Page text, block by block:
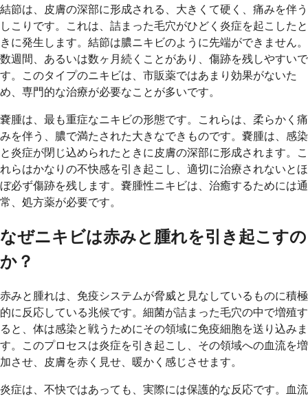
結節は、皮膚の深部に形成される、大きくて硬く、痛みを伴う
しこりです。これは、詰まった毛穴がひどく炎症を起こしたと
きに発生します。結節は膿ニキビのように先端ができません。
数週間、あるいは数ヶ月続くことがあり、傷跡を残しやすいで
す。このタイプのニキビは、市販薬ではあまり効果がないた
め、専門的な治療が必要なことが多いです。
嚢腫は、最も重症なニキビの形態です。これらは、柔らかく痛
みを伴う、膿で満たされた大きなできものです。嚢腫は、感染
と炎症が閉じ込められたときに皮膚の深部に形成されます。こ
れらはかなりの不快感を引き起こし、適切に治療されないとほ
ぼ必ず傷跡を残します。嚢腫性ニキビは、治癒するためには通
常、処方薬が必要です。
なぜニキビは赤みと腫れを引き起こすの
か？
赤みと腫れは、免疫システムが脅威と見なしているものに積極
的に反応している兆候です。細菌が詰まった毛穴の中で増殖す
ると、体は感染と戦うためにその領域に免疫細胞を送り込みま
す。このプロセスは炎症を引き起こし、その領域への血流を増
加させ、皮膚を赤く見せ、暖かく感じさせます。
炎症は、不快ではあっても、実際には保護的な反応です。血流